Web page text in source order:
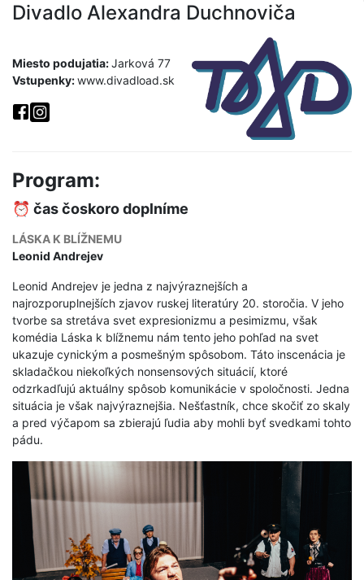
Divadlo Alexandra Duchnoviča
Miesto podujatia:Jarková 77
Vstupenky:www.divadload.sk
Program:
⏰ čas čoskoro doplníme
LÁSKA K BLÍŽNEMU
Leonid Andrejev
Leonid Andrejev je jedna z najvýraznejších a
najrozporuplnejších zjavov ruskej literatúry 20. storočia. V jeho
tvorbe sa stretáva svet expresionizmu a pesimizmu, však
komédia Láska k blížnemu nám tento jeho pohľad na svet
ukazuje cynickým a posmešným spôsobom. Táto inscenácia je
skladačkou niekoľkých nonsensových situácií, ktoré
odzrkadľujú aktuálny spôsob komunikácie v spoločnosti. Jedna
situácia je však najvýraznejšia. Nešťastník, chce skočiť zo skaly
a pred výčapom sa zbierajú ľudia aby mohli byť svedkami tohto
pádu.